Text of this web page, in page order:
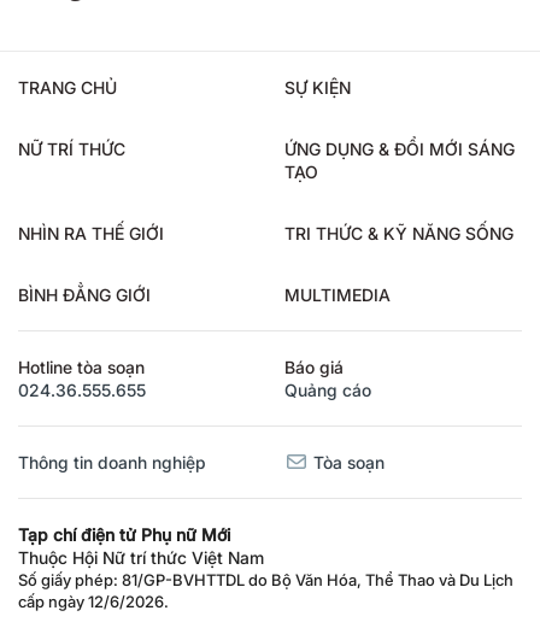
TRANG CHỦ SỰ KIỆN
NỮ TRÍ THỨC
ỨNG DỤNG & ĐỔI MỚI SÁNG
TẠO
NHÌN RA THẾ GIỚI TRI THỨC & KỸ NĂNG SỐNG
BÌNH ĐẲNG GIỚI MULTIMEDIA
Hotline tòa soạn
024.36.555.655
Báo giá
Quảng cáo
Thông tin doanh nghiệp Tòa soạn
Tạp chí điện tử Phụ nữ Mới
Thuộc Hội Nữ trí thức Việt Nam
Số giấy phép: 81/GP-BVHTTDL do Bộ Văn Hóa, Thể Thao và Du Lịch
cấp ngày 12/6/2026.